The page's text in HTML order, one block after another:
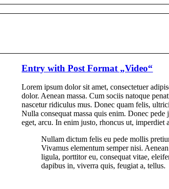
Entry with Post Format „Video“
Lorem ipsum dolor sit amet, consectetuer
dolor. Aenean massa. Cum sociis natoque
nascetur ridiculus mus. Donec quam felis,
Nulla consequat massa quis enim. Donec
eget, arcu. In enim justo, rhoncus ut, imperdiet
Nullam dictum felis eu pede mollis
Vivamus elementum semper nisi.
ligula, porttitor eu, consequat vitae,
dapibus in, viverra quis, feugiat a, tellus.